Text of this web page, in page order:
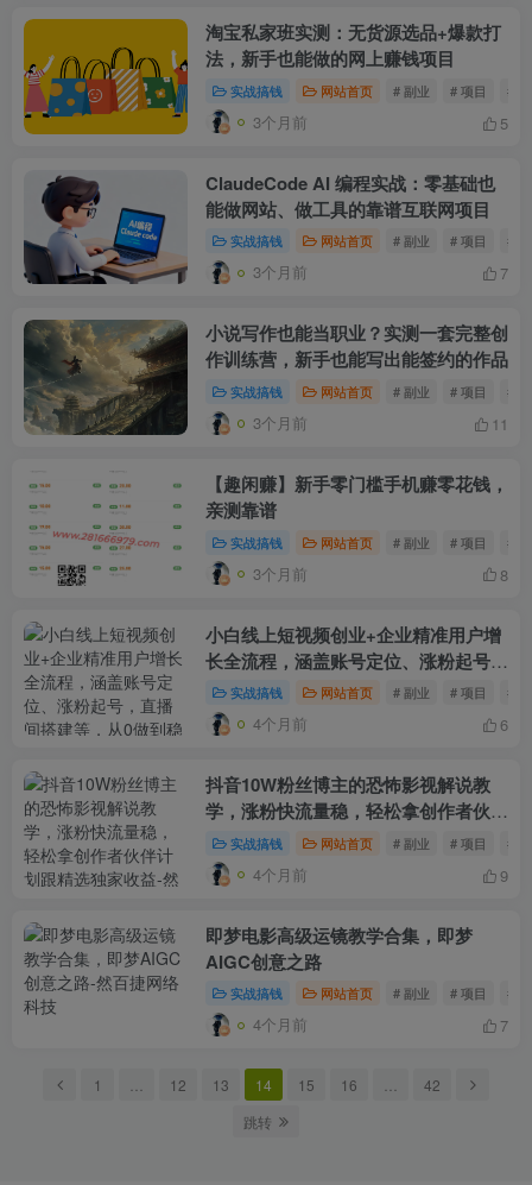
淘宝私家班实测：无货源选品+爆款打
法，新手也能做的网上赚钱项目
实战搞钱 网站首页 # 副业 # 项目 #
3个月前 5
ClaudeCode AI 编程实战：零基础也
能做网站、做工具的靠谱互联网项目
实战搞钱 网站首页 # 副业 # 项目 #
3个月前 7
小说写作也能当职业？实测一套完整创
作训练营，新手也能写出能签约的作品
实战搞钱 网站首页 # 副业 # 项目 #
3个月前 11
【趣闲赚】新手零门槛手机赚零花钱，
亲测靠谱
实战搞钱 网站首页 # 副业 # 项目 #
3个月前 8
小白线上短视频创业+企业精准用户增
长全流程，涵盖账号定位、涨粉起号，
直播间搭建等，从0做到稳定变现
实战搞钱 网站首页 # 副业 # 项目 #
4个月前 6
抖音10W粉丝博主的恐怖影视解说教
学，涨粉快流量稳，轻松拿创作者伙伴
计划跟精选独家收益
实战搞钱 网站首页 # 副业 # 项目 #
4个月前 9
即梦电影高级运镜教学合集，即梦
AIGC创意之路
实战搞钱 网站首页 # 副业 # 项目 #
4个月前 7
1 12 13 14 15 16
42
跳转